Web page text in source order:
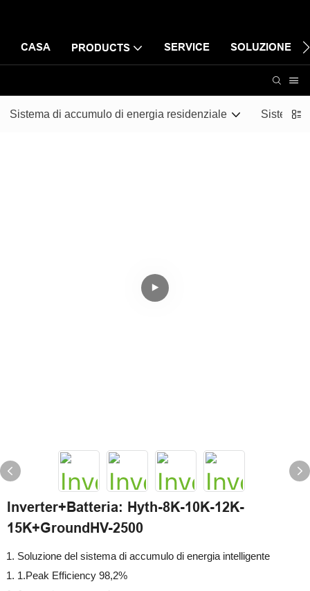
CASA PRODUCTS SERVICE SOLUZIONE
Sistema di accumulo di energia residenziale Sistema
Inverter+Batteria: Hyth-8K-10K-12K-
15K+GroundHV-2500
Soluzione del sistema di accumulo di energia intelligente
1.Peak Efficiency 98,2%